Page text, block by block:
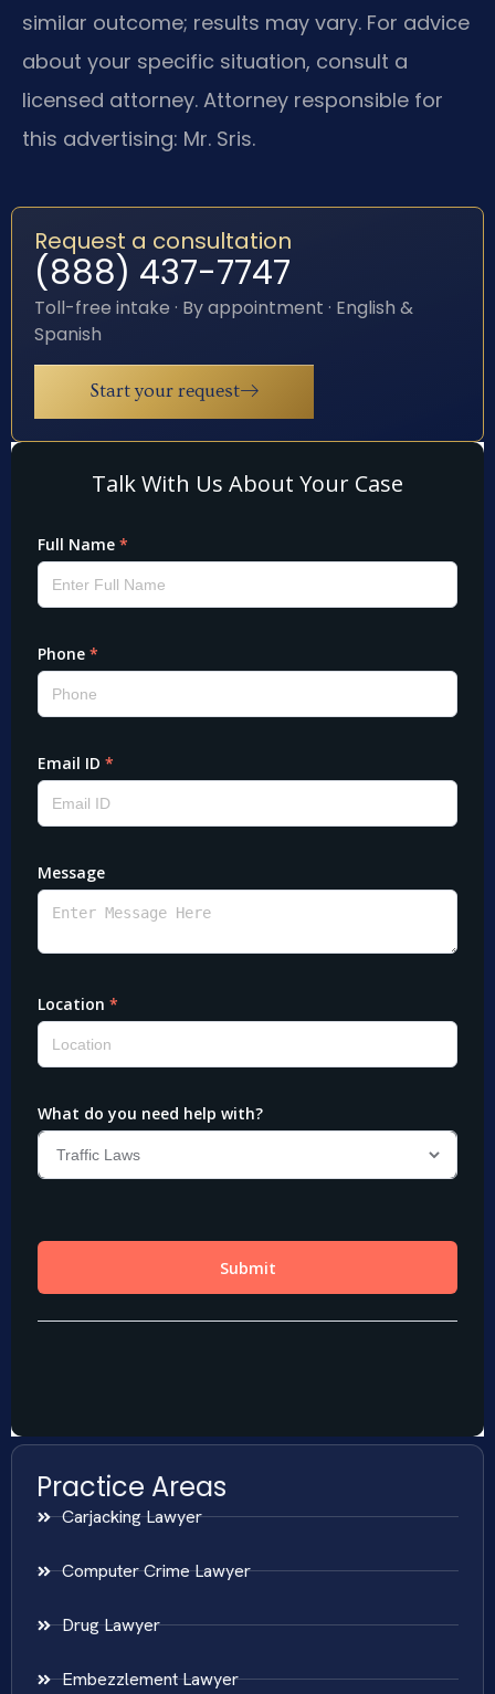
similar outcome; results may vary. For advice
about your specific situation, consult a
licensed attorney. Attorney responsible for
this advertising: Mr. Sris.
Request a consultation
(888) 437-7747
Toll-free intake · By appointment · English &
Spanish
Start your request
Practice Areas
Carjacking Lawyer
Computer Crime Lawyer
Drug Lawyer
Embezzlement Lawyer